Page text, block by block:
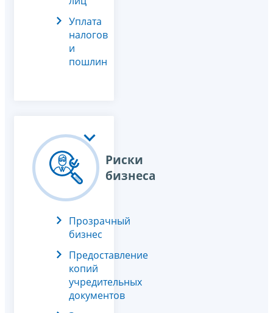
Уплата
налогов
и
пошлин
Риски
бизнеса
Прозрачный
бизнес
Предоставление
копий
учредительных
документов